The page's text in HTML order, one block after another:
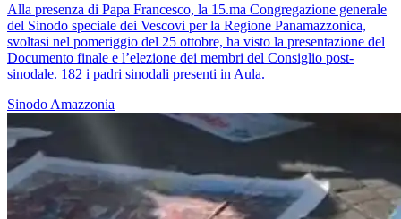
Alla presenza di Papa Francesco, la 15.ma Congregazione generale
del Sinodo speciale dei Vescovi per la Regione Panamazzonica,
svoltasi nel pomeriggio del 25 ottobre, ha visto la presentazione del
Documento finale e l’elezione dei membri del Consiglio post-
sinodale. 182 i padri sinodali presenti in Aula.
Sinodo Amazzonia